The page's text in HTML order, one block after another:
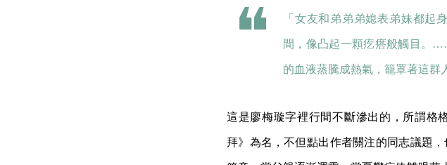
「女友和弟弟弟媳表弟妹都起
間，像凸起一顆疙瘩般觸目。
的血液蒸騰成熱氣，籠罩著這群
這是廖梅璇字裡行間不斷滲出的，所謂格
拜》為名，不但點出作者關注的同志議題